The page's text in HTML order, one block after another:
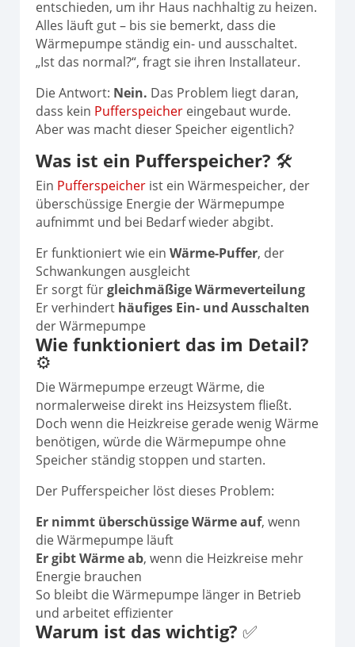
entschieden, um ihr Haus nachhaltig zu heizen.
Alles läuft gut – bis sie bemerkt, dass die
Wärmepumpe ständig ein- und ausschaltet.
„Ist das normal?“, fragt sie ihren Installateur.
Die Antwort: Nein. Das Problem liegt daran,
dass kein Pufferspeicher eingebaut wurde.
Aber was macht dieser Speicher eigentlich?
Was ist ein Pufferspeicher? 🛠️
Ein Pufferspeicher ist ein Wärmespeicher, der
überschüssige Energie der Wärmepumpe
aufnimmt und bei Bedarf wieder abgibt.
Er funktioniert wie ein Wärme-Puffer, der
Schwankungen ausgleicht
Er sorgt fürgleichmäßige Wärmeverteilung
Er verhindert häufiges Ein- und Ausschalten
der Wärmepumpe
Wie funktioniert das im Detail?
⚙️
Die Wärmepumpe erzeugt Wärme, die
normalerweise direkt ins Heizsystem fließt.
Doch wenn die Heizkreise gerade wenig Wärme
benötigen, würde die Wärmepumpe ohne
Speicher ständig stoppen und starten.
Der Pufferspeicher löst dieses Problem:
Er nimmt überschüssige Wärme auf, wenn
die Wärmepumpe läuft
Er gibt Wärme ab, wenn die Heizkreise mehr
Energie brauchen
So bleibt die Wärmepumpe länger in Betrieb
und arbeitet effizienter
Warum ist das wichtig? ✅